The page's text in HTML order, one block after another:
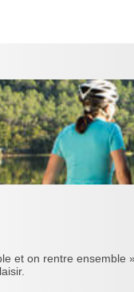
et on rentre